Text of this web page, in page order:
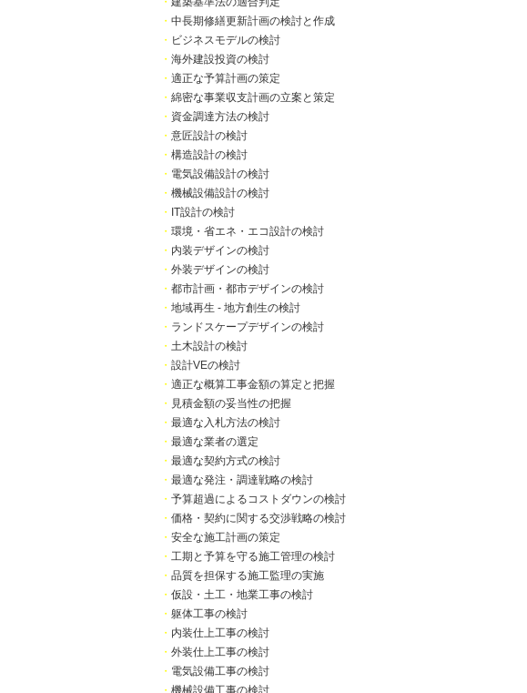
・ 中長期修繕更新計画の検討と作成
・ ビジネスモデルの検討
・ 海外建設投資の検討
・ 適正な予算計画の策定
・ 綿密な事業収支計画の立案と策定
・ 資金調達方法の検討
・ 意匠設計の検討
・ 構造設計の検討
・ 電気設備設計の検討
・ 機械設備設計の検討
・ IT設計の検討
・ 環境・省エネ・エコ設計の検討
・ 内装デザインの検討
・ 外装デザインの検討
・ 都市計画・都市デザインの検討
・ 地域再生 - 地方創生の検討
・ ランドスケープデザインの検討
・ 土木設計の検討
・ 設計VEの検討
・ 適正な概算工事金額の算定と把握
・ 見積金額の妥当性の把握
・ 最適な入札方法の検討
・ 最適な業者の選定
・ 最適な契約方式の検討
・ 最適な発注・調達戦略の検討
・ 予算超過によるコストダウンの検討
・ 価格・契約に関する交渉戦略の検討
・ 安全な施工計画の策定
・ 工期と予算を守る施工管理の検討
・ 品質を担保する施工監理の実施
・ 仮設・土工・地業工事の検討
・ 躯体工事の検討
・ 内装仕上工事の検討
・ 外装仕上工事の検討
・ 電気設備工事の検討
・ 機械設備工事の検討